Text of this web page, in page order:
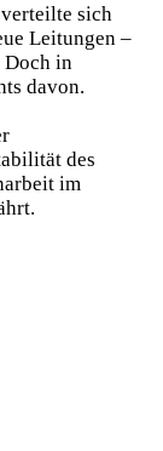
sich
Leitungen –
Doch in
davon.
des
im